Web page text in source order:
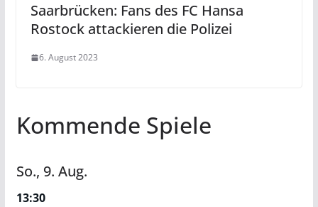
Saarbrücken: Fans des FC Hansa
Rostock attackieren die Polizei
6. August 2023
Kommende Spiele
So., 9. Aug.
13:30